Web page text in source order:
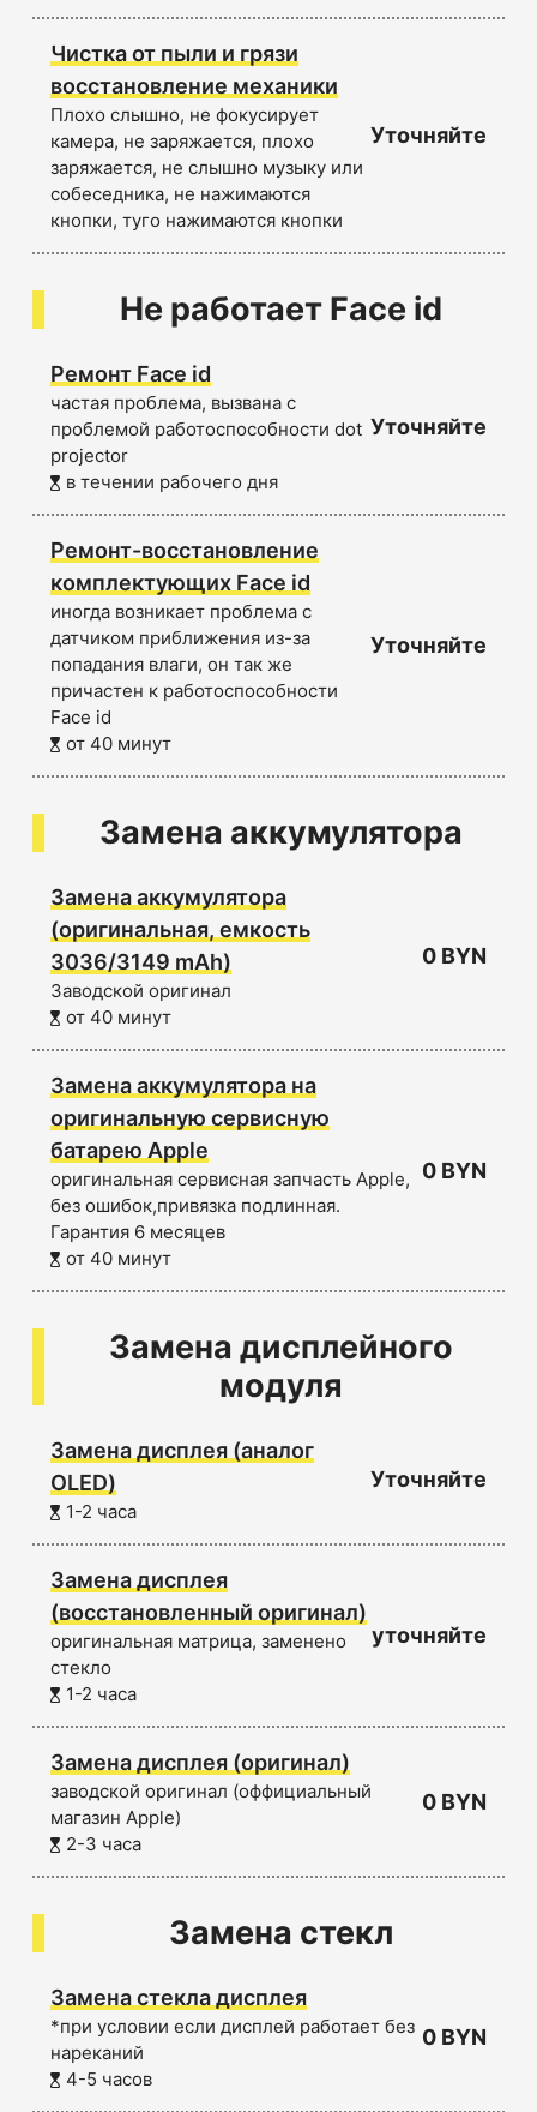
Чистка от пыли и грязи
восстановление механики
Плохо слышно, не фокусирует
камера, не заряжается, плохо
заряжается, не слышно музыку или
собеседника, не нажимаются
кнопки, туго нажимаются кнопки
Уточняйте
Не работает Face id
Ремонт Face id
частая проблема, вызвана с
проблемой работоспособности dot
projector
в течении рабочего дня
Уточняйте
Ремонт-восстановление
комплектующих Face id
иногда возникает проблема с
датчиком приближения из-за
попадания влаги, он так же
причастен к работоспособности
Face id
от 40 минут
Уточняйте
Замена аккумулятора
Замена аккумулятора
(оригинальная, емкость
3036/3149 mAh)
Заводской оригинал
от 40 минут
0 BYN
Замена аккумулятора на
оригинальную сервисную
батарею Apple
оригинальная сервисная запчасть Apple,
без ошибок,привязка подлинная.
Гарантия 6 месяцев
от 40 минут
0 BYN
Замена дисплейного
модуля
Замена дисплея (аналог
OLED)
1-2 часа
Уточняйте
Замена дисплея
(восстановленный оригинал)
оригинальная матрица, заменено
стекло
1-2 часа
уточняйте
Замена дисплея (оригинал)
заводской оригинал (оффициальный
магазин Apple)
2-3 часа
0 BYN
Замена стекл
Замена стекла дисплея
*при условии если дисплей работает без
нареканий
4-5 часов
0 BYN